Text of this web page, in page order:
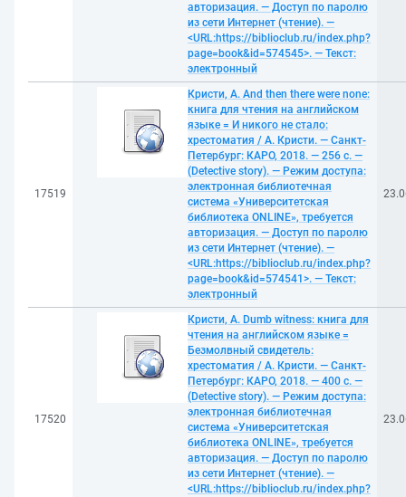
авторизация. — Доступ по паролю
из сети Интернет (чтение). —
<URL:https://biblioclub.ru/index.php?
page=book&id=574545>. — Текст:
электронный
17519
Кристи, А. And then there were none:
книга для чтения на английском
языке = И никого не стало:
хрестоматия / А. Кристи. — Санкт-
Петербург: КАРО, 2018. — 256 с. —
(Detective story). — Режим доступа:
электронная библиотечная
система «Университетская
библиотека ONLINE», требуется
авторизация. — Доступ по паролю
из сети Интернет (чтение). —
<URL:https://biblioclub.ru/index.php?
page=book&id=574541>. — Текст:
электронный
17520
Кристи, А. Dumb witness: книга для
чтения на английском языке =
Безмолвный свидетель:
хрестоматия / А. Кристи. — Санкт-
Петербург: КАРО, 2018. — 400 с. —
(Detective story). — Режим доступа:
электронная библиотечная
система «Университетская
библиотека ONLINE», требуется
авторизация. — Доступ по паролю
из сети Интернет (чтение). —
<URL:https://biblioclub.ru/index.php?